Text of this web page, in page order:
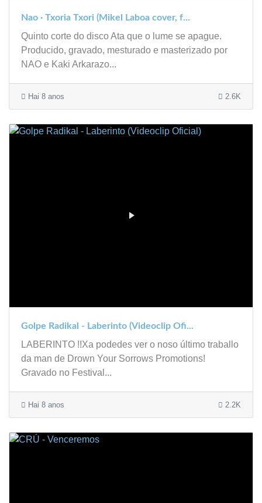
Nao · Txoria Txori (Mikel Laboa cover, f...
Quinto corte do disco Ata que o lume se apague.
Producido, gravado, mesturado e masterizado por
NAO e Kaki Arkarazo...
Hai 8 anos 2.6K
Golpe Radikal - Laberinto (Videoclip Ofi...
LABERINTO !!Xa podedes ver o noso último traballo
da man de Drown Your Sorrows Promotions!
Gravado no Festival...
Hai 8 anos 2.2K